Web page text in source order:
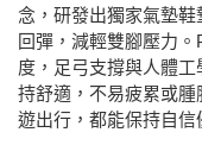
每筆NT$80，滿
7-11取貨付款
每筆NT$80，滿
宅配
念，研發出獨家氣墊
回彈，減輕雙腳壓力
度，足弓支撐與人體
持舒適，不易疲累或
遊出行，都能保持自